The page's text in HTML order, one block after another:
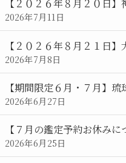
【２０２６年８月２０日
2026年7月11日
【２０２６年８月２１日】
2026年7月8日
【期間限定６月・７月】
2026年6月27日
【７月の鑑定予約お休みに
2026年6月25日